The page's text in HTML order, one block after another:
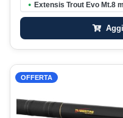
● Extensis Trout Evo Mt.8
OFFERTA